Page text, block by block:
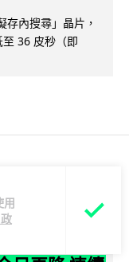
用
內搜尋」晶片，
36 皮秒（即